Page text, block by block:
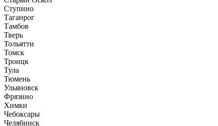
Ступино
Таганрог
Тамбов
Тверь
Тольятти
Томск
Троицк
Тула
Тюмень
Ульяновск
Фрязино
Химки
Чебоксары
Челябинск